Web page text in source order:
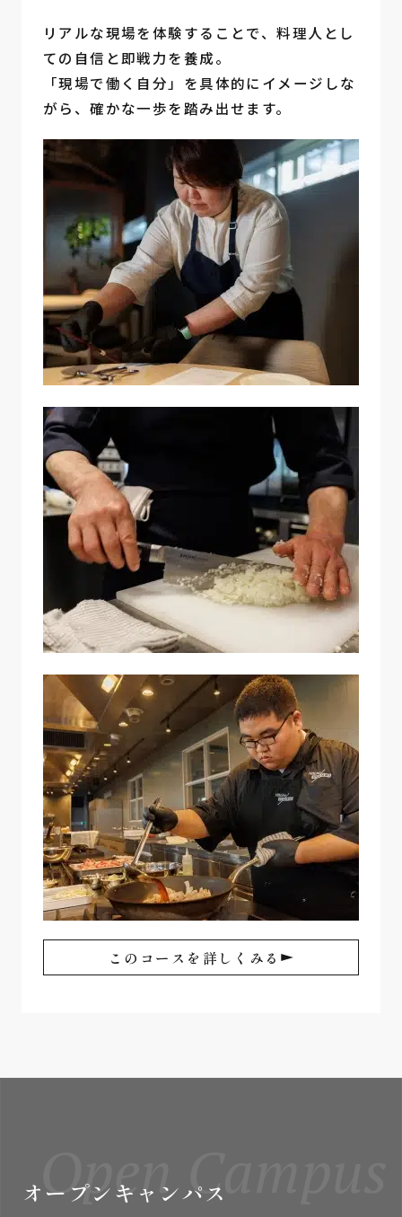
リアルな現場を体験することで、料理人とし
ての自信と即戦力を養成。
「現場で働く自分」を具体的にイメージしな
がら、確かな一歩を踏み出せます。
このコースを詳しくみる
Open Campus
オープンキャンパス